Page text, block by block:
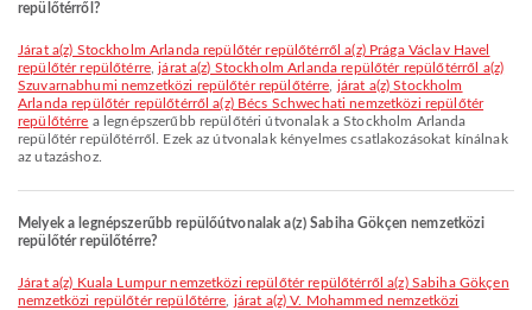
repülőtérről?
járat a(z) Stockholm Arlanda repülőtér repülőtérről a(z) Prága Václav Havel
repülőtér repülőtérre,járat a(z) Stockholm Arlanda repülőtér repülőtérről a(z)
Szuvarnabhumi nemzetközi repülőtér repülőtérre járat a(z) Stockholm
Arlanda repülőtér repülőtérről a(z) Bécs Schwechati nemzetközi repülőtér
repülőtérre a legnépszerűbb repülőtéri útvonalak a Stockholm Arlanda
repülőtér repülőtérről. Ezek az útvonalak kényelmes csatlakozásokat kínálnak
az utazáshoz.
Melyek a legnépszerűbb repülőútvonalak a(z) Sabiha Gökçen nemzetközi
repülőtér repülőtérre?
járat a(z) Kuala Lumpur nemzetközi repülőtér repülőtérről a(z) Sabiha Gökçen
nemzetközi repülőtér repülőtérre járat a(z) V. Mohammed nemzetközi